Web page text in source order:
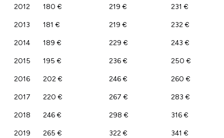
2012 180 € 219 € 231 €
2013 181 € 219 € 232 €
2014 189 € 229 € 243 €
2015 195 € 236 € 250 €
2016 202 € 246 € 260 €
2017 220 € 267 € 283 €
2018 246 € 298 € 316 €
2019 265 € 322 € 341 €